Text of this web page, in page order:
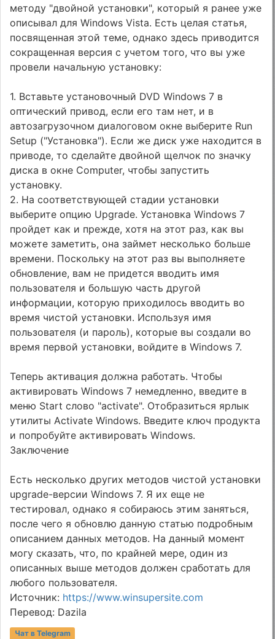
методу "двойной установки", который я ранее уже
описывал для Windows Vista. Есть целая статья,
посвященная этой теме, однако здесь приводится
сокращенная версия с учетом того, что вы уже
провели начальную установку:
1. Вставьте установочный DVD Windows 7 в
оптический привод, если его там нет, и в
автозагрузочном диалоговом окне выберите Run
Setup ("Установка"). Если же диск уже находится в
приводе, то сделайте двойной щелчок по значку
диска в окне Computer, чтобы запустить
установку.
2. На соответствующей стадии установки
выберите опцию Upgrade. Установка Windows 7
пройдет как и прежде, хотя на этот раз, как вы
можете заметить, она займет несколько больше
времени. Поскольку на этот раз вы выполняете
обновление, вам не придется вводить имя
пользователя и большую часть другой
информации, которую приходилось вводить во
время чистой установки. Используя имя
пользователя (и пароль), которые вы создали во
время первой установки, войдите в Windows 7.
Теперь активация должна работать. Чтобы
активировать Windows 7 немедленно, введите в
меню Start слово "activate". Отобразиться ярлык
утилиты Activate Windows. Введите ключ продукта
и попробуйте активировать Windows.
Заключение
Есть несколько других методов чистой установки
upgrade-версии Windows 7. Я их еще не
тестировал, однако я собираюсь этим заняться,
после чего я обновлю данную статью подробным
описанием данных методов. На данный момент
могу сказать, что, по крайней мере, один из
описанных выше методов должен сработать для
любого пользователя.
Источник: https://www.winsupersite.com
Перевод: Dazila
Чат в Telegram